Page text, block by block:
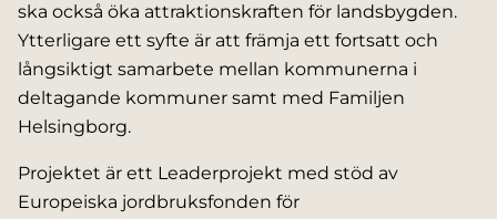
ska också öka attraktionskraften för landsbygden.
Ytterligare ett syfte är att främja ett fortsatt och
långsiktigt samarbete mellan kommunerna i
deltagande kommuner samt med Familjen
Helsingborg.
Projektet är ett Leaderprojekt med stöd av
Europeiska jordbruksfonden för